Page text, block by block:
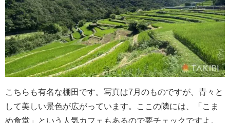
こちらも有名な棚田です。写真は7月のものですが、青々と
して美しい景色が広がっています。ここの隣には、「こま
め食堂」という人気カフェもあるので要チェックですよ。